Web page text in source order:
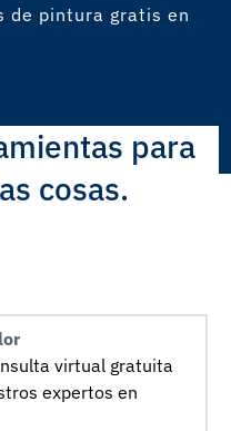
de pintura gratis en
para
cosas.
virtual gratuita
expertos en